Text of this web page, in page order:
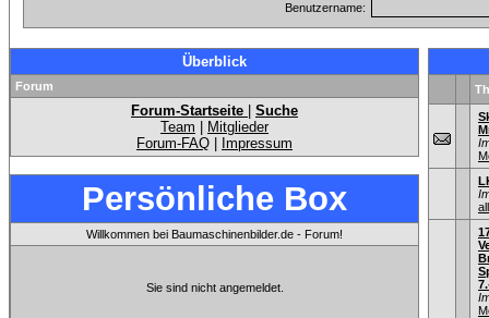
Benutzername:
Überblick
Forum
Forum-Startseite
Suche
Team
Mitglieder
Forum-FAQ
Impressum
Persönliche Box
Willkommen bei Baumaschinenbilder.de - Forum!
Sie sind nicht angemeldet.